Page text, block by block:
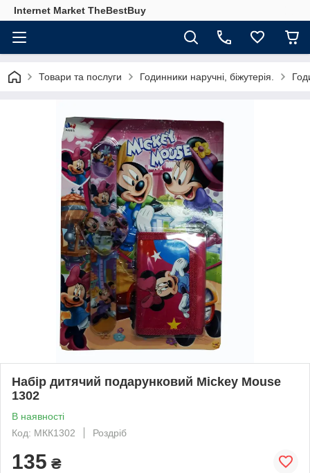
Internet Market TheBestBuy
Товари та послуги Годинники наручні, біжутерія.
Набір дитячий подарунковий Mickey Mouse
1302
В наявності
Код: МКК1302
Роздріб
135 ₴